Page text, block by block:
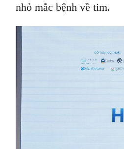
nhỏ mắc bệnh về tim.